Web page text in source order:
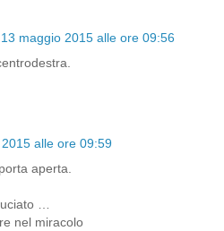
13 maggio 2015 alle ore 09:56
alle ore 09:59
aperta.
…
nel miracolo